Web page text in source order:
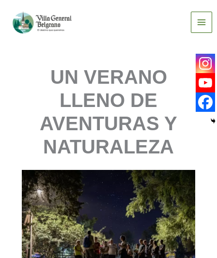
contenido
UN VERANO
LLENO DE
AVENTURAS Y
NATURALEZA